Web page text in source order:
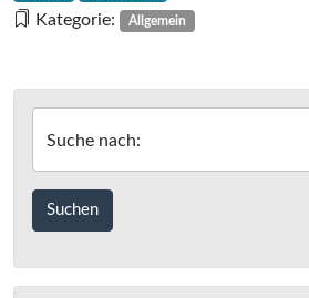
Test
Speicher-
Dienste
Russland
fehlt
c’t-
Test
Kategorie: Allgemein
Suche nach: